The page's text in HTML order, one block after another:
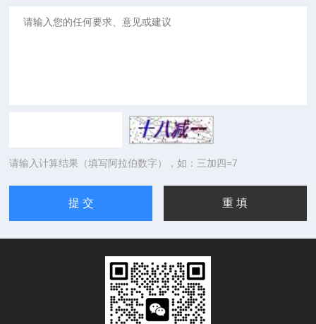
请输入计算结果（填写阿拉伯数字），如：三加四=7